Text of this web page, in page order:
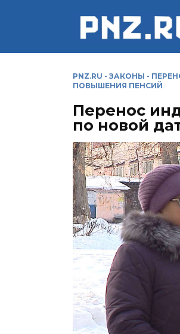
PNZ.RU - ЗАКОНЫ -
ПОВЫШЕНИЯ ПЕНСИЙ
Перенос
по новой